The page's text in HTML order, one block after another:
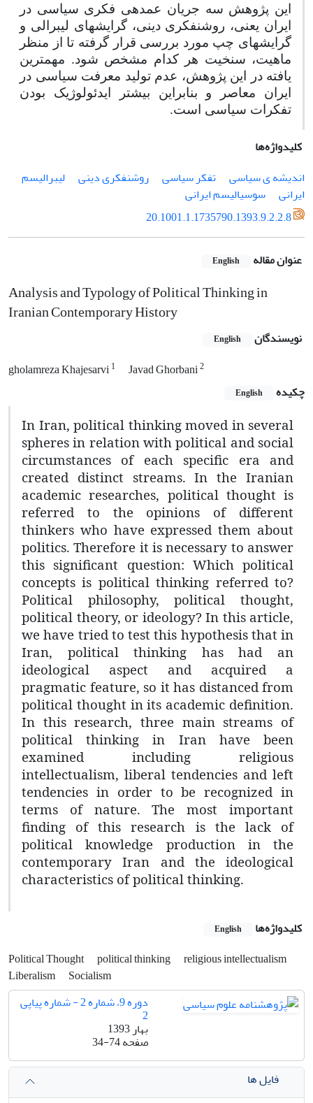
این پژوهش سه جریان عمده­ی فکری سیاسی در
ایران یعنی، روشنفکری دینی، گرایش­های لیبرالی و
گرایش­های چپ مورد بررسی قرار گرفته تا از منظر
ماهیت، سنخیت هر کدام مشخص شود. مهمترین
یافته در این پژوهش، عدم تولید معرفت سیاسی در
ایران معاصر و بنابراین بیشتر ایدئولوژیک بودن
تفکرات سیاسی است.
کلیدواژه‌ها
اندیشه ی سیاسی
تفکر سیاسی روشنفکری دینی
لیبرالیسم
ایرانی
سوسیالیسم ایرانی
20.1001.1.1735790.1393.9.2.2.8
عنوان مقاله English
Analysis and Typology of Political Thinking in
Iranian Contemporary History
نویسندگان English
gholamreza Khajesarvi1 Javad Ghorbani2
چکیده English
In Iran, political thinking moved in several
spheres in relation with political and social
circumstances of each specific era and
created distinct streams. In the Iranian
academic researches, political thought is
referred to the opinions of different
thinkers who have expressed them about
politics. Therefore it is necessary to answer
this significant question: Which political
concepts is political thinking referred to?
Political philosophy, political thought,
political theory, or ideology? In this article,
we have tried to test this hypothesis that in
Iran, political thinking has had an
ideological aspect and acquired a
pragmatic feature, so it has distanced from
political thought in its academic definition.
In this research, three main streams of
political thinking in Iran have been
examined including religious
intellectualism, liberal tendencies and left
tendencies in order to be recognized in
terms of nature. The most important
finding of this research is the lack of
political knowledge production in the
contemporary Iran and the ideological
characteristics of political thinking.
کلیدواژه‌ها English
Political Thought political thinking
religious intellectualism
Liberalism
Socialism
دوره 9، شماره 2 - شماره پیاپی
2
بهار 1393
صفحه34-74
فایل ها